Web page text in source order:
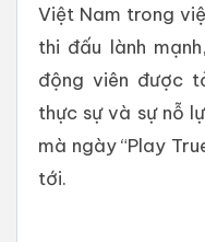
Việt Nam trong
thi đấu lành
động viên được
thực sự và sự nỗ
mà ngày “Play
tới.